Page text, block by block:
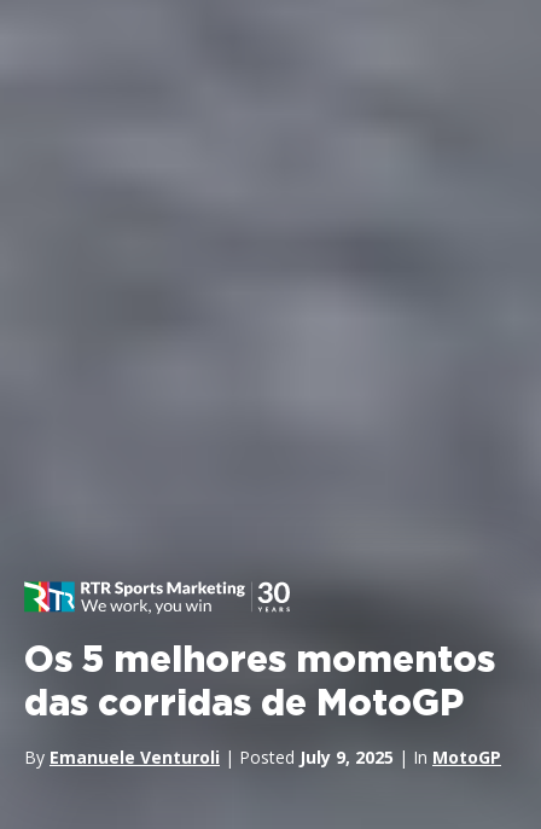
Os 5 melhores momentos
das corridas de MotoGP
By Emanuele Venturoli | Posted July 9, 2025 | In MotoGP